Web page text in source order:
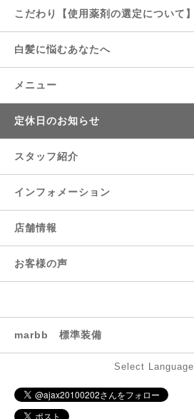
こだわり【使用薬剤の選定について】
白髪に悩むあなたへ
メニュー
定休日のお知らせ
スタッフ紹介
インフォメーション
店舗情報
お客様の声
marbb 標準装備
Select Language